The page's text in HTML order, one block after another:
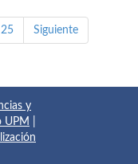
25 Siguiente
y
UPM